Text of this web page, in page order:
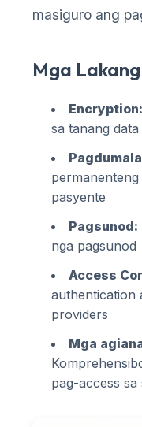
masiguro ang
Mga
Encryption:
sa tanang
pasyente
Pagsunod:
nga pagsunod
Access
authentication
providers
Mga
pag-access sa